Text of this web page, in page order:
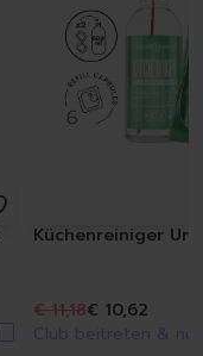
Küchenreiniger
€ 11,18€ 10,62